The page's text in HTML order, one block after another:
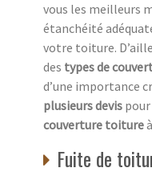
vous les meilleurs
étanchéité
votre toiture.
des types de
d’une importance
plusieurs devis
couverture toiture
Fuite de